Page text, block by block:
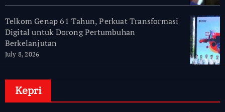
Telkom Genap 61 Tahun, Perkuat Transformasi
Digital untuk Dorong Pertumbuhan
Berkelanjutan
July 8, 2026
Kepri